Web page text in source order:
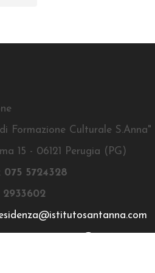
Formazione Culturale S.Anna"
15 - 06121 Perugia (PG)
075 5724328
2933602